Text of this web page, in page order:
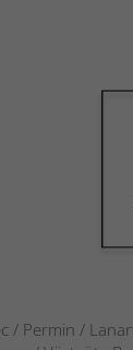
/ Permin /